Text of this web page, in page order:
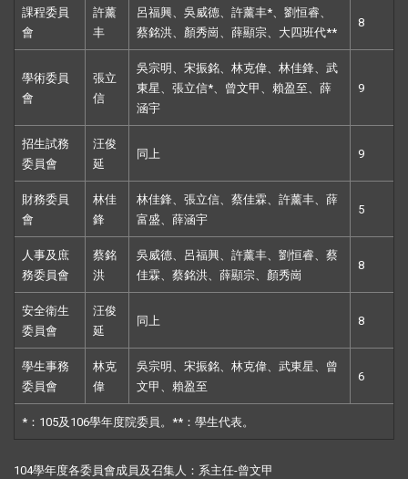
課程委員
會
許薰
丰
呂福興、吳威德、許薰丰*、劉恒睿、
蔡銘洪、顏秀崗、薛顯宗、大四班代**
8
學術委員
會
張立
信
吳宗明、宋振銘、林克偉、林佳鋒、武
東星、張立信*、曾文甲、賴盈至、薛
涵宇
9
招生試務
委員會
汪俊
延
同上 9
財務委員
會
林佳
鋒
林佳鋒、張立信、蔡佳霖、許薰丰、薛
富盛、薛涵宇
5
人事及庶
務委員會
蔡銘
洪
吳威德、呂福興、許薰丰、劉恒睿、蔡
佳霖、蔡銘洪、薛顯宗、顏秀崗
8
安全衛生
委員會
汪俊
延
同上 8
學生事務
委員會
林克
偉
吳宗明、宋振銘、林克偉、武東星、曾
文甲、賴盈至
6
*：105及106學年度院委員。**：學生代表。
104學年度各委員會成員及召集人：系主任-曾文甲